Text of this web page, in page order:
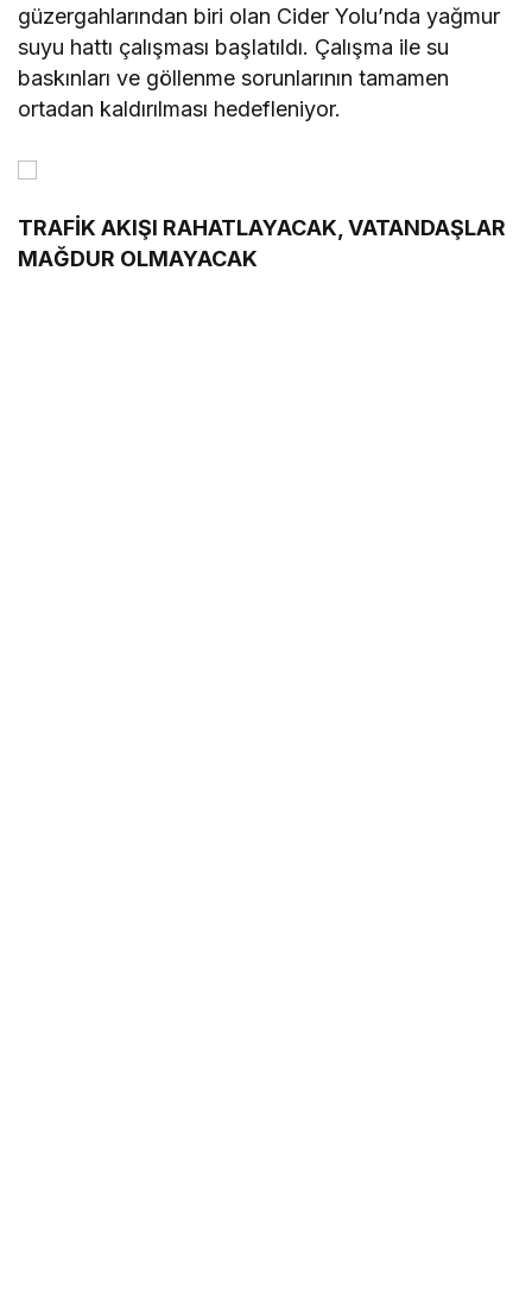
güzergahlarından biri olan Cider Yolu’nda yağmur
suyu hattı çalışması başlatıldı. Çalışma ile su
baskınları ve göllenme sorunlarının tamamen
ortadan kaldırılması hedefleniyor.
TRAFİK AKIŞI RAHATLAYACAK, VATANDAŞLAR
MAĞDUR OLMAYACAK